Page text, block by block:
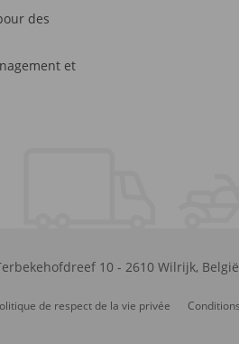
des
et
10- 2610 Wilrijk, België
de respect de la vie privée